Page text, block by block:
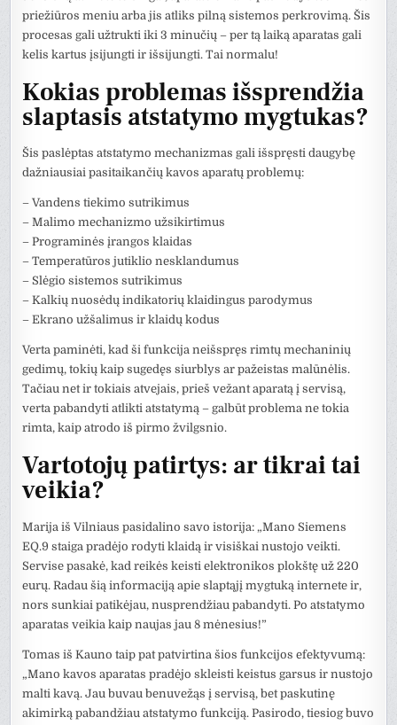
priežiūros meniu arba jis atliks pilną sistemos perkrovimą. Šis
procesas gali užtrukti iki 3 minučių – per tą laiką aparatas gali
kelis kartus įsijungti ir išsijungti. Tai normalu!
Kokias problemas išsprendžia
slaptasis atstatymo mygtukas?
Šis paslėptas atstatymo mechanizmas gali išspręsti daugybę
dažniausiai pasitaikančių kavos aparatų problemų:
– Vandens tiekimo sutrikimus
– Malimo mechanizmo užsikirtimus
– Programinės įrangos klaidas
– Temperatūros jutiklio nesklandumus
– Slėgio sistemos sutrikimus
– Kalkių nuosėdų indikatorių klaidingus parodymus
– Ekrano užšalimus ir klaidų kodus
Verta paminėti, kad ši funkcija neišspręs rimtų mechaninių
gedimų, tokių kaip sugedęs siurblys ar pažeistas malūnėlis.
Tačiau net ir tokiais atvejais, prieš vežant aparatą į servisą,
verta pabandyti atlikti atstatymą – galbūt problema ne tokia
rimta, kaip atrodo iš pirmo žvilgsnio.
Vartotojų patirtys: ar tikrai tai
veikia?
Marija iš Vilniaus pasidalino savo istorija: „Mano Siemens
EQ.9 staiga pradėjo rodyti klaidą ir visiškai nustojo veikti.
Servise pasakė, kad reikės keisti elektronikos plokštę už 220
eurų. Radau šią informaciją apie slaptąjį mygtuką internete ir,
nors sunkiai patikėjau, nusprendžiau pabandyti. Po atstatymo
aparatas veikia kaip naujas jau 8 mėnesius!”
Tomas iš Kauno taip pat patvirtina šios funkcijos efektyvumą:
„Mano kavos aparatas pradėjo skleisti keistus garsus ir nustojo
malti kavą. Jau buvau benuvežąs į servisą, bet paskutinę
akimirką pabandžiau atstatymo funkciją. Pasirodo, tiesiog buvo